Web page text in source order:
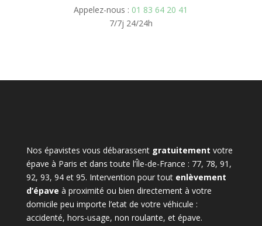
Appelez-nous : 01 83 64 20 41
7/7j 24/24h
Nos épavistes vous débarassent gratuitement votre
épave à Paris et dans toute l’Île-de-France : 77, 78, 91,
92, 93, 94 et 95. Intervention pour tout enlèvement
d’épave à proximité ou bien directement à votre
domicile peu importe l’etat de votre véhicule :
accidenté, hors-usage, non roulante, et épave.